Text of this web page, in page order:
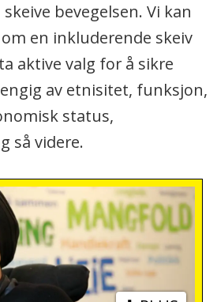
bevegelsen. Vi kan
en inkluderende skeiv
aktive valg for å sikre
av etnisitet, funksjon,
status,
så videre.